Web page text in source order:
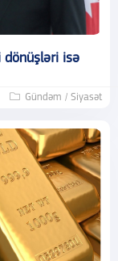
dönüşləri isə
Gündəm / Siyasət